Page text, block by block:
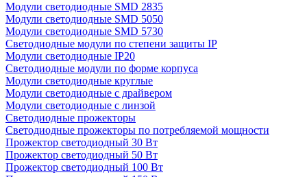
Модули светодиодные SMD 2835
Модули светодиодные SMD 5050
Модули светодиодные SMD 5730
Светодиодные модули по степени защиты IP
Модули светодиодные IP20
Светодиодные модули по форме корпуса
Модули светодиодные круглые
Модули светодиодные с драйвером
Модули светодиодные с линзой
Светодиодные прожекторы
Светодиодные прожекторы по потребляемой мощности
Прожектор светодиодный 30 Вт
Прожектор светодиодный 50 Вт
Прожектор светодиодный 100 Вт